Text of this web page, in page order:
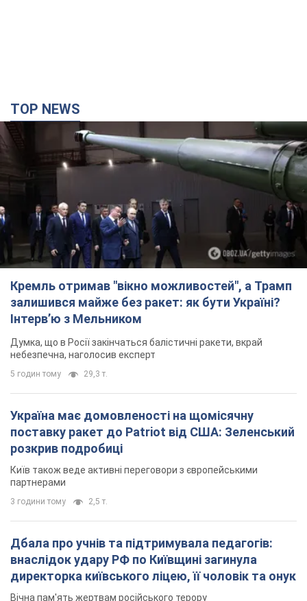
TOP NEWS
Кремль отримав "вікно можливостей", а Трамп
залишився майже без ракет: як бути Україні?
Інтерв’ю з Мельником
Думка, що в Росії закінчаться балістичні ракети, вкрай
небезпечна, наголосив експерт
5 годин тому 29,3 т.
Україна має домовленості на щомісячну
поставку ракет до Patriot від США: Зеленський
розкрив подробиці
Київ також веде активні переговори з європейськими
партнерами
3 години тому 2,5 т.
Дбала про учнів та підтримувала педагогів:
внаслідок удару РФ по Київщині загинула
директорка київського ліцею, її чоловік та онук
Вічна пам'ять жертвам російського терору